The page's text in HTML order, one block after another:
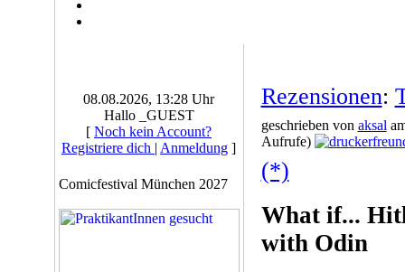
08.08.2026, 13:28 Uhr
Hallo _GUEST
[ Noch kein Account?
Registriere dich | Anmeldung ]
Comicfestival München 2027
Rezensionen:
geschrieben von aksal
Aufrufe)
(*)
What if...
with Odin